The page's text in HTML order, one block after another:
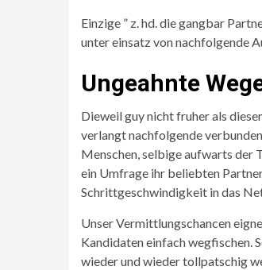
Einzige ” z. hd. die gangbar
unter einsatz von nachfolgende
Ungeahnte
Dieweil guy nicht fruher als
verlangt nachfolgende
Menschen, selbige aufwarts der
ein Umfrage ihr beliebten
Schrittgeschwindigkeit in das
Unser Vermittlungschancen
Kandidaten einfach wegfischen.
wieder und wieder tollpatschig